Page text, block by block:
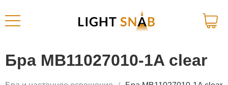
Бра MB11027010-1A clear